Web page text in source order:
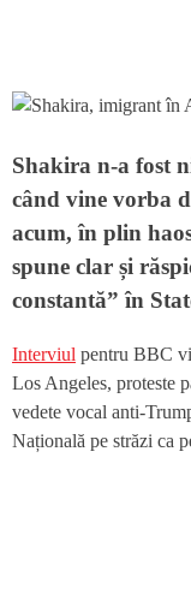
Shakira n-a fost
când vine vorba
acum, în plin
spune clar și
constantă” în
Interviul pentru BBC
Los Angeles, proteste
vedete vocal anti-
Națională pe străzi ca